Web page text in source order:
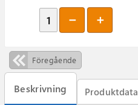
Föregående
Beskrivning Produktdata